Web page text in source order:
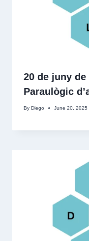
20 de juny de
Paraulògic
By Diego June 20, 2025